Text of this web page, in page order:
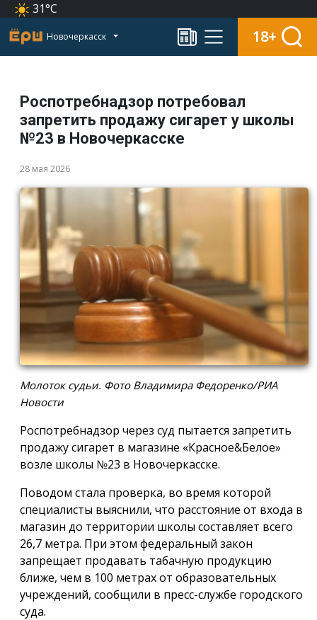
31°C
Новочеркасск 18+
Роспотребнадзор потребовал
запретить продажу сигарет у школы
№23 в Новочеркасске
28 мая 2026
Молоток судьи. Фото Владимира Федоренко/РИА
Новости
Роспотребнадзор через суд пытается запретить
продажу сигарет в магазине «Красное&Белое»
возле школы №23 в Новочеркасске.
Поводом стала проверка, во время которой
специалисты выяснили, что расстояние от входа в
магазин до территории школы составляет всего
26,7 метра. При этом федеральный закон
запрещает продавать табачную продукцию
ближе, чем в 100 метрах от образовательных
учреждений, сообщили в пресс-службе городского
суда.